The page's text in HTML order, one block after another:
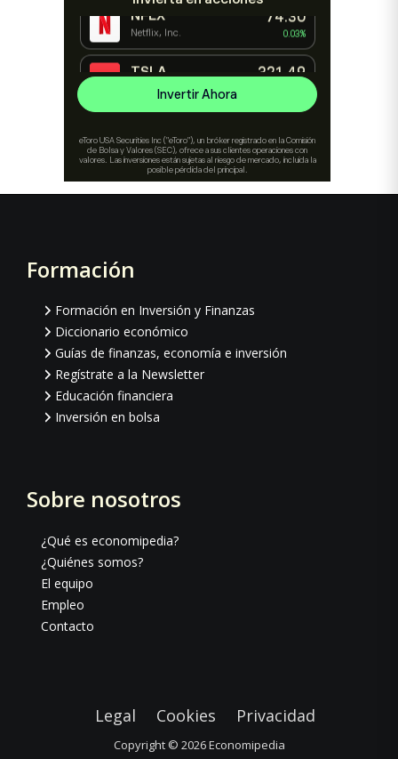
Footer
Formación
Formación en Inversión y Finanzas
Diccionario económico
Guías de finanzas, economía e inversión
Regístrate a la Newsletter
Educación financiera
Inversión en bolsa
Sobre nosotros
¿Qué es economipedia?
¿Quiénes somos?
El equipo
Empleo
Contacto
Legal Cookies Privacidad
Copyright © 2026Economipedia